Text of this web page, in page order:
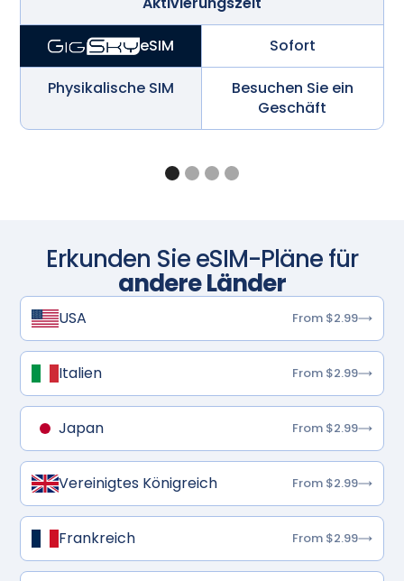
eSIM Sofort
Physikalische SIM
Besuchen Sie ein
Geschäft
Erkunden Sie eSIM-Pläne für
andere Länder
USA From $2.99
Italien From $2.99
Japan From $2.99
Vereinigtes Königreich From $2.99
Frankreich From $2.99